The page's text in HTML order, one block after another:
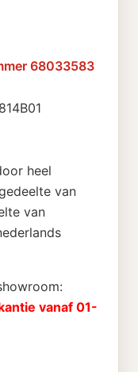
68033583
heel
van
van
vanaf 01-